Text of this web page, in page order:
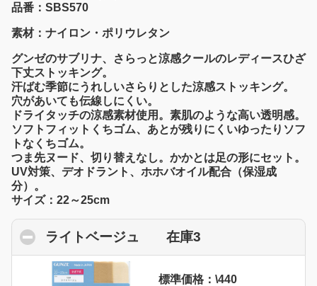
品番：SBS570
素材：ナイロン・ポリウレタン
グンゼのサブリナ、さらっと涼感クールのレディースひざ
下丈ストッキング。
汗ばむ季節にうれしいさらりとした涼感ストッキング。
穴があいても伝線しにくい。
ドライタッチの涼感素材使用。素肌のような高い透明感。
ソフトフィットくちゴム、あとが残りにくいゆったりソフ
トなくちゴム。
つま先ヌード、切り替えなし。かかとは足の形にセット。
UV対策、デオドラント、ホホバオイル配合（保湿成
分）。
サイズ：22～25cm
ライトベージュ 在庫3
標準価格：\440